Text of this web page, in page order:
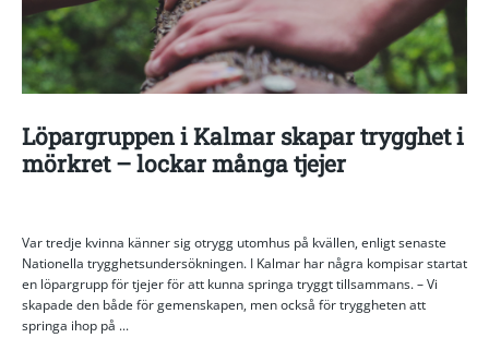
Löpargruppen i Kalmar skapar trygghet i
mörkret – lockar många tjejer
Var tredje kvinna känner sig otrygg utomhus på kvällen, enligt senaste
Nationella trygghetsundersökningen. I Kalmar har några kompisar startat
en löpargrupp för tjejer för att kunna springa tryggt tillsammans. – Vi
skapade den både för gemenskapen, men också för tryggheten att
springa ihop på ...